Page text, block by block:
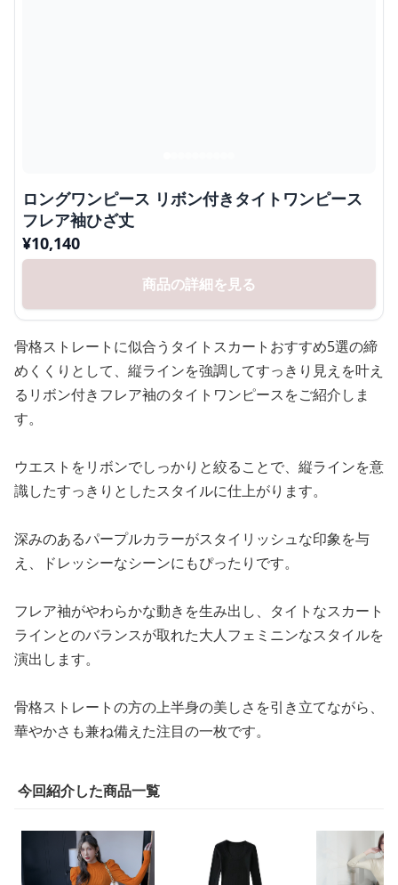
ロングワンピース リボン付きタイトワンピース
フレア袖ひざ丈
¥10,140
商品の詳細を見る
骨格ストレートに似合うタイトスカートおすすめ5選の締
めくくりとして、縦ラインを強調してすっきり見えを叶え
るリボン付きフレア袖のタイトワンピースをご紹介しま
す。
ウエストをリボンでしっかりと絞ることで、縦ラインを意
識したすっきりとしたスタイルに仕上がります。
深みのあるパープルカラーがスタイリッシュな印象を与
え、ドレッシーなシーンにもぴったりです。
フレア袖がやわらかな動きを生み出し、タイトなスカート
ラインとのバランスが取れた大人フェミニンなスタイルを
演出します。
骨格ストレートの方の上半身の美しさを引き立てながら、
華やかさも兼ね備えた注目の一枚です。
今回紹介した商品一覧